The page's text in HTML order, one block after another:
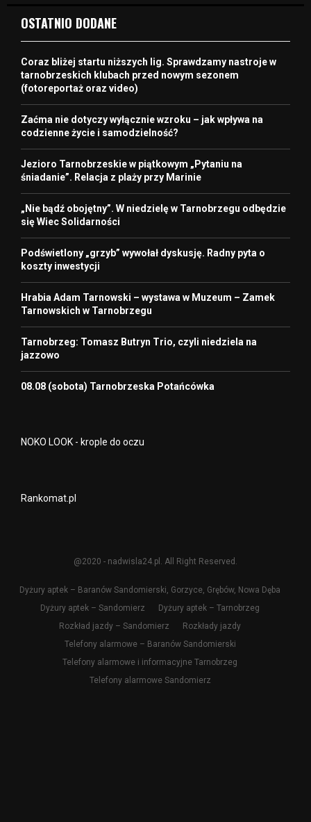
OSTATNIO DODANE
Coraz bliżej startu niższych lig. Sprawdzamy nastroje w
tarnobrzeskich klubach przed nowym sezonem
(fotoreportaż oraz video)
Zaćma nie dotyczy wyłącznie wzroku – jak wpływa na
codzienne życie i samodzielność?
Jezioro Tarnobrzeskie w piątkowym „Pytaniu na
śniadanie”. Relacja z plaży przy Marinie
„Nie bądź obojętny”. W niedzielę w Tarnobrzegu odbędzie
się Wiec Solidarności
Podświetlony „grzyb” wywołał dyskusję. Radny pyta o
koszty inwestycji
Hrabia Adam Tarnowski – wystawa w Muzeum – Zamek
Tarnowskich w Tarnobrzegu
Tarnobrzeg: Tomasz Butryn Trio, czyli niedziela na
jazzowo
08.08 (sobota) Tarnobrzeska Potańcówka
NOKO LOOK - krople do oczu
Rankomat.pl
@2020 - nadwisla24.pl. All Right Reserved.
Dyżury aptek – Baranów Sandomierski, Gorzyce, Grębów, Nowa Dęba
Dyżury aptek – Sandomierz
Dyżury aptek – Tarnobrzeg
Rozkład jazdy – Sandomierz
Rozkłady jazdy
Telefony alarmowe – Baranów Sandomierski
Telefony alarmowe i informacyjne Tarnobrzeg
Telefony alarmowe Sandomierz